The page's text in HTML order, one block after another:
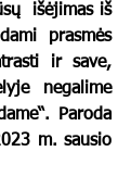
išėjimas iš
prasmės
ir save,
negalime
Paroda
m. sausio